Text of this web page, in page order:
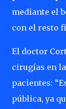
mediante el
con el resto
El doctor
cirugías en
pacientes:
pública, ya